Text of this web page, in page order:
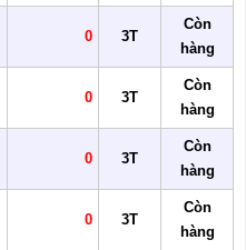
0 3T
Còn
hàng
0 3T
Còn
hàng
0 3T
Còn
hàng
0 3T
Còn
hàng